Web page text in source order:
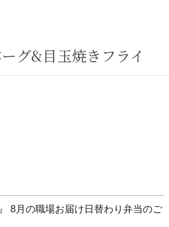
グ&目玉焼きフライ
8月の職場お届け日替わり弁当のご